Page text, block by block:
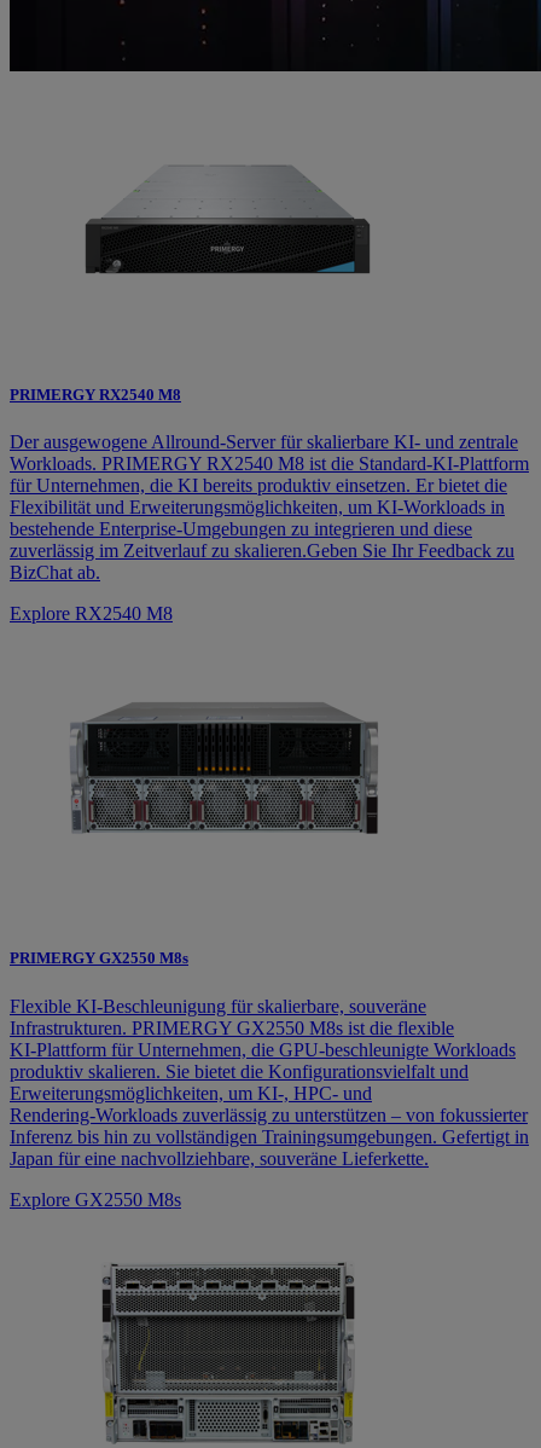
PRIMERGY RX2540 M8
Der ausgewogene Allround‑Server für skalierbare KI‑ und zentrale
Workloads. PRIMERGY RX2540 M8 ist die Standard‑KI‑Plattform
für Unternehmen, die KI bereits produktiv einsetzen. Er bietet die
Flexibilität und Erweiterungsmöglichkeiten, um KI‑Workloads in
bestehende Enterprise‑Umgebungen zu integrieren und diese
zuverlässig im Zeitverlauf zu skalieren.Geben Sie Ihr Feedback zu
BizChat ab.
Explore RX2540 M8
PRIMERGY GX2550 M8s
Flexible KI‑Beschleunigung für skalierbare, souveräne
Infrastrukturen. PRIMERGY GX2550 M8s ist die flexible
KI‑Plattform für Unternehmen, die GPU‑beschleunigte Workloads
produktiv skalieren. Sie bietet die Konfigurationsvielfalt und
Erweiterungsmöglichkeiten, um KI‑, HPC‑ und
Rendering‑Workloads zuverlässig zu unterstützen – von fokussierter
Inferenz bis hin zu vollständigen Trainingsumgebungen. Gefertigt in
Japan für eine nachvollziehbare, souveräne Lieferkette.
Explore GX2550 M8s